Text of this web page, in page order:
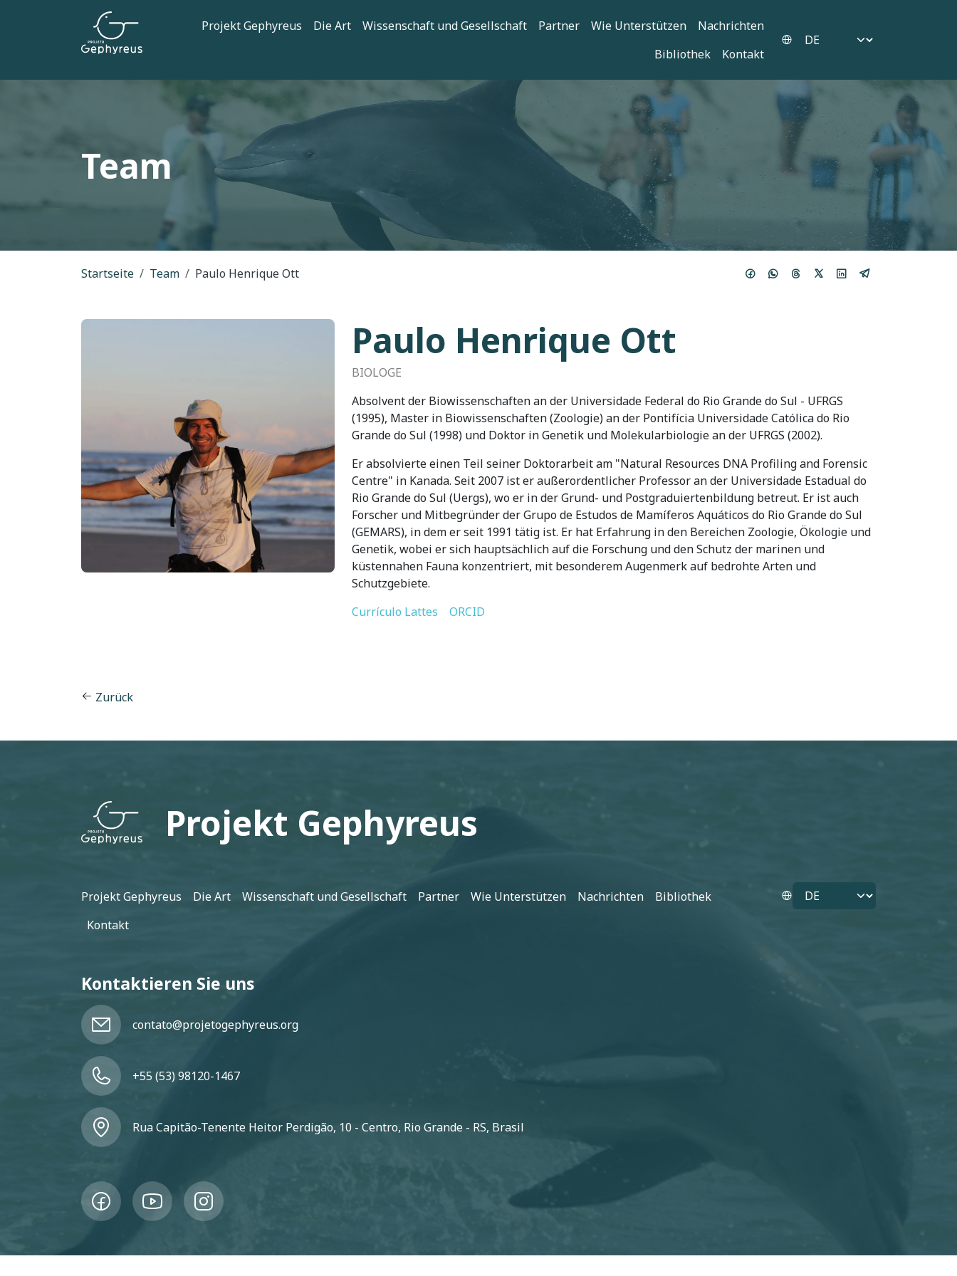
Hauptnavigation
Projekt Gephyreus Die Art Wissenschaft und Gesellschaft Partner Wie Unterstützen
Nachrichten
Bibliothek
Kontakt
Select your language
Team
Pfadnavigation
Startseite Team Paulo Henrique Ott
Imagem Paulo Henrique Ott
BIOLOGE
Absolvent der Biowissenschaften an der Universidade Federal do Rio Grande do Sul - UFRGS
(1995), Master in Biowissenschaften (Zoologie) an der Pontifícia Universidade Católica do Rio
Grande do Sul (1998) und Doktor in Genetik und Molekularbiologie an der UFRGS (2002).
Er absolvierte einen Teil seiner Doktorarbeit am "Natural Resources DNA Profiling and Forensic
Centre" in Kanada. Seit 2007 ist er außerordentlicher Professor an der Universidade Estadual do
Rio Grande do Sul (Uergs), wo er in der Grund- und Postgraduiertenbildung betreut. Er ist auch
Forscher und Mitbegründer der Grupo de Estudos de Mamíferos Aquáticos do Rio Grande do Sul
(GEMARS), in dem er seit 1991 tätig ist. Er hat Erfahrung in den Bereichen Zoologie, Ökologie und
Genetik, wobei er sich hauptsächlich auf die Forschung und den Schutz der marinen und
küstennahen Fauna konzentriert, mit besonderem Augenmerk auf bedrohte Arten und
Schutzgebiete.
Currículo Lattes
ORCID
Zurück
Projekt Gephyreus
Fußzeile
Projekt Gephyreus Die Art Wissenschaft und Gesellschaft Partner Wie Unterstützen Nachrichten
Bibliothek
Kontakt
Select your language
Kontaktieren Sie uns
contato@projetogephyreus.org
+55 (53) 98120-1467
Rua Capitão-Tenente Heitor Perdigão, 10 - Centro, Rio Grande - RS, Brasil